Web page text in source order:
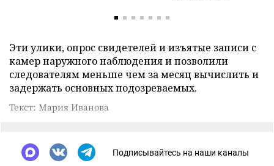
Эти улики, опрос свидетелей и изъятые записи с
камер наружного наблюдения и позволили
следователям меньше чем за месяц вычислить и
задержать основных подозреваемых.
Текст: Мария Иванова
Подписывайтесь на наши каналы